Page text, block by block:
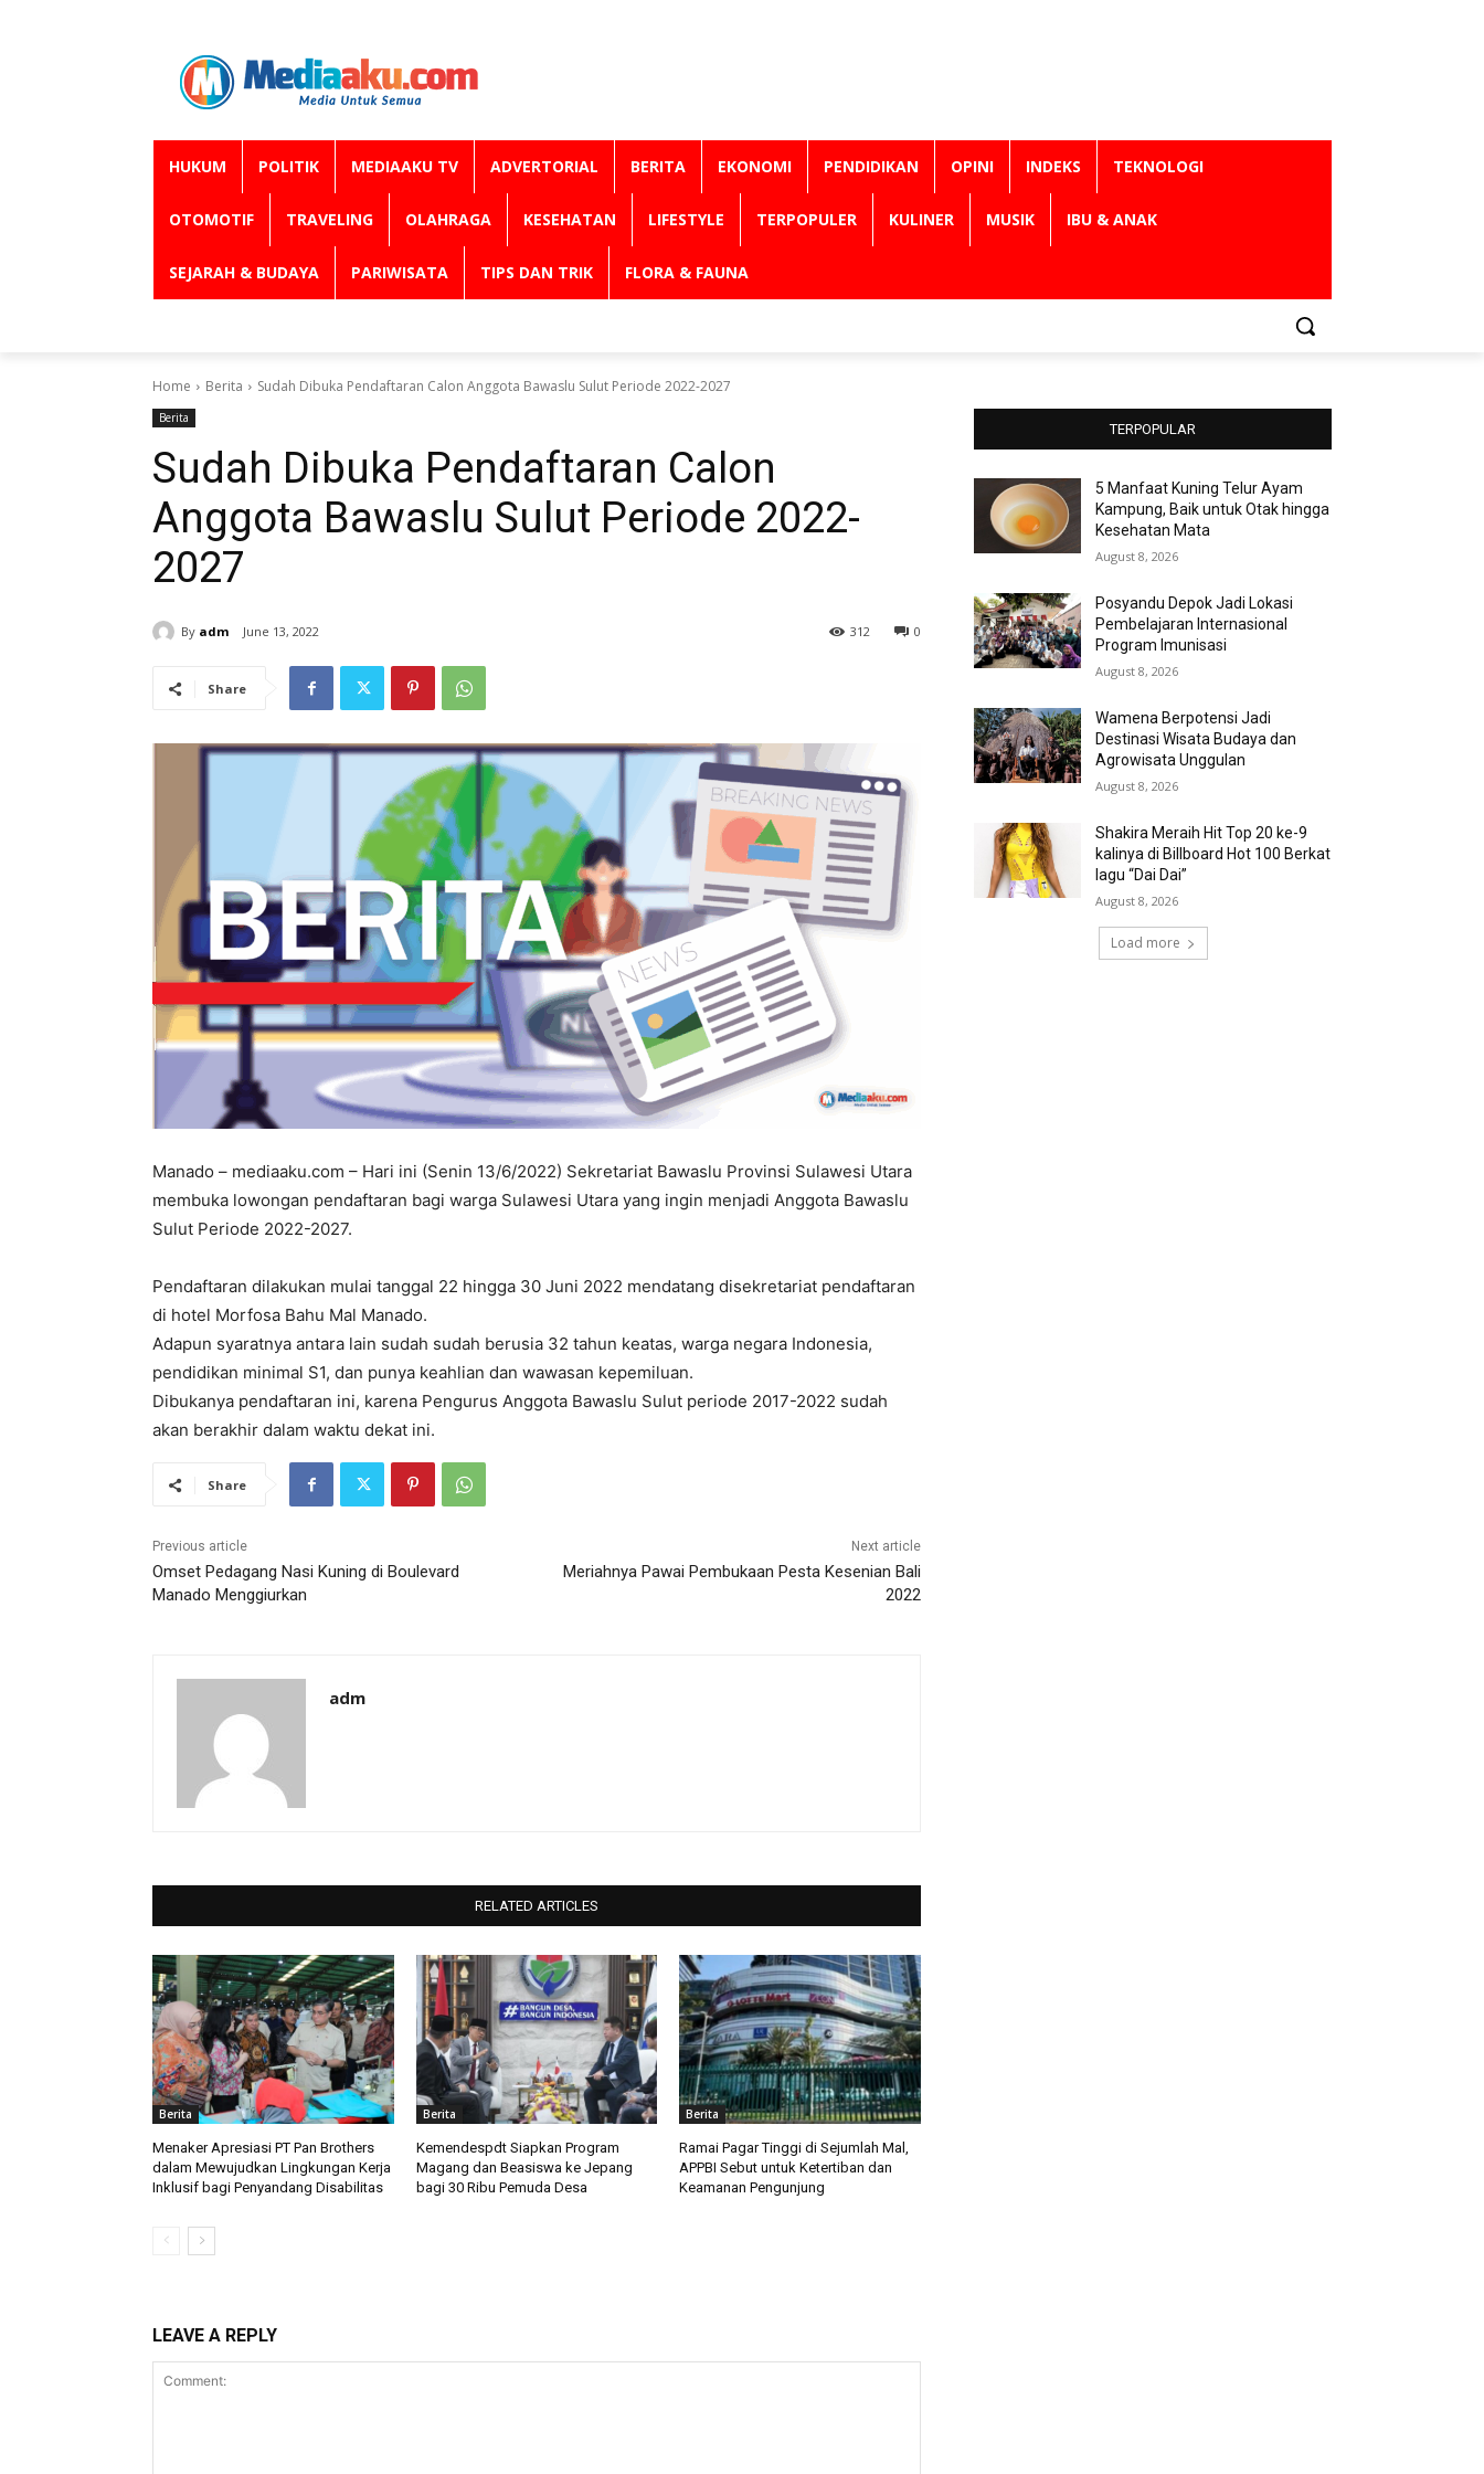
HUKUM POLITIK MEDIAAKU TV ADVERTORIAL BERITA EKONOMI PENDIDIKAN OPINI INDEKS TEKNOLOGI
OTOMOTIF TRAVELING OLAHRAGA KESEHATAN LIFESTYLE TERPOPULER KULINER MUSIK IBU & ANAK
SEJARAH & BUDAYA PARIWISATA TIPS DAN TRIK FLORA & FAUNA
Home Berita Sudah Dibuka Pendaftaran Calon Anggota Bawaslu Sulut Periode 2022-2027
Berita
Sudah Dibuka Pendaftaran Calon
Anggota Bawaslu Sulut Periode 2022-
2027
By adm June 13, 2022 0
312
Share
Manado – mediaaku.com – Hari ini (Senin 13/6/2022) Sekretariat Bawaslu Provinsi Sulawesi Utara
membuka lowongan pendaftaran bagi warga Sulawesi Utara yang ingin menjadi Anggota Bawaslu
Sulut Periode 2022-2027.
Pendaftaran dilakukan mulai tanggal 22 hingga 30 Juni 2022 mendatang disekretariat pendaftaran
di hotel Morfosa Bahu Mal Manado.
Adapun syaratnya antara lain sudah sudah berusia 32 tahun keatas, warga negara Indonesia,
pendidikan minimal S1, dan punya keahlian dan wawasan kepemiluan.
Dibukanya pendaftaran ini, karena Pengurus Anggota Bawaslu Sulut periode 2017-2022 sudah
akan berakhir dalam waktu dekat ini.
Share
Previous article
Omset Pedagang Nasi Kuning di Boulevard
Manado Menggiurkan
Next article
Meriahnya Pawai Pembukaan Pesta Kesenian Bali
2022
adm
RELATED ARTICLES
Berita
Menaker Apresiasi PT Pan Brothers
dalam Mewujudkan Lingkungan Kerja
Inklusif bagi Penyandang Disabilitas
Berita
Kemendespdt Siapkan Program
Magang dan Beasiswa ke Jepang
bagi 30 Ribu Pemuda Desa
Berita
Ramai Pagar Tinggi di Sejumlah Mal,
APPBI Sebut untuk Ketertiban dan
Keamanan Pengunjung
LEAVE A REPLY
TERPOPULAR
5 Manfaat Kuning Telur Ayam
Kampung, Baik untuk Otak hingga
Kesehatan Mata
August 8, 2026
Posyandu Depok Jadi Lokasi
Pembelajaran Internasional
Program Imunisasi
August 8, 2026
Wamena Berpotensi Jadi
Destinasi Wisata Budaya dan
Agrowisata Unggulan
August 8, 2026
Shakira Meraih Hit Top 20 ke-9
kalinya di Billboard Hot 100 Berkat
lagu “Dai Dai”
August 8, 2026
Load more